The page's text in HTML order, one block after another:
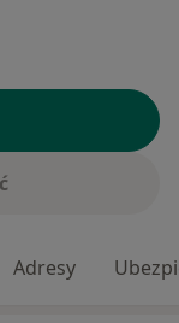
Adresy